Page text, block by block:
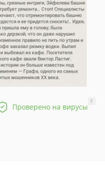
Проверено на вирусы
?